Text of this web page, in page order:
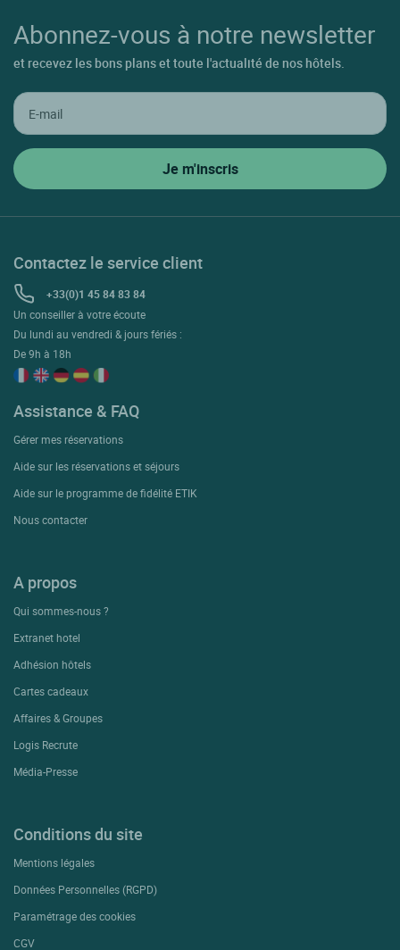
Abonnez-vous à notre newsletter
et recevez les bons plans et toute l'actualité de nos hôtels.
Contactez le service client
+33(0)1 45 84 83 84
Un conseiller à votre écoute
Du lundi au vendredi & jours fériés :
De 9h à 18h
Assistance & FAQ
Gérer mes réservations
Aide sur les réservations et séjours
Aide sur le programme de fidélité ETIK
Nous contacter
A propos
Qui sommes-nous ?
Extranet hotel
Adhésion hôtels
Cartes cadeaux
Affaires & Groupes
Logis Recrute
Média-Presse
Conditions du site
Mentions légales
Données Personnelles (RGPD)
Paramétrage des cookies
CGV